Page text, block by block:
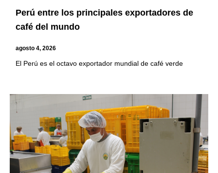
Perú entre los principales exportadores de
café del mundo
agosto 4, 2026
El Perú es el octavo exportador mundial de café verde